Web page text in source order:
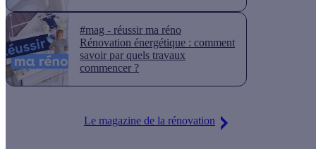
#mag - réussir ma réno
Rénovation énergétique : comment
savoir par quels travaux
commencer ?
Le magazine de la rénovation